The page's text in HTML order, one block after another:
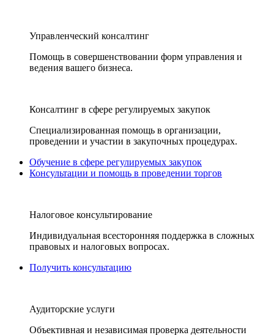
Управленческий консалтинг
Помощь в совершенствовании форм управления и
ведения вашего бизнеса.
Консалтинг в сфере регулируемых закупок
Специализированная помощь в организации,
проведении и участии в закупочных процедурах.
Обучение в сфере регулируемых закупок
Консультации и помощь в проведении торгов
Налоговое консультирование
Индивидуальная всесторонняя поддержка в сложных
правовых и налоговых вопросах.
Получить консультацию
Аудиторские услуги
Объективная и независимая проверка деятельности